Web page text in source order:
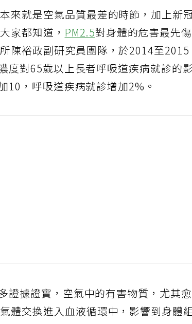
來就是空氣品質最差的時節，加上新
家都知道，PM2.5對身體的危害最先傷
陳裕政副研究員團隊，於2014至2015
度對65歲以上長者呼吸道疾病就診的影
10，呼吸道疾病就診增加2%。
證據證實，空氣中的有害物質，尤其愈
體交換進入血液循環中，影響到身體